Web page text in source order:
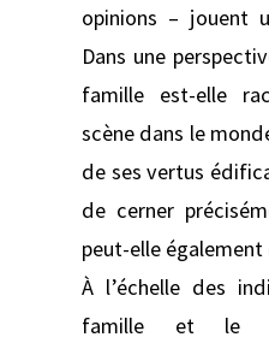
opinions – jouent
Dans une
famille est-elle
scène dans le
de ses vertus
de cerner
peut-elle également
À l’échelle des
famille et le